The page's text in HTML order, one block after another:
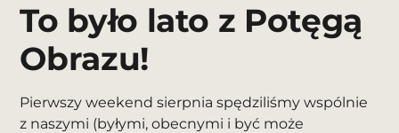
To było lato z Potęgą
Obrazu!
Pierwszy weekend sierpnia spędziliśmy wspólnie
z naszymi (byłymi, obecnymi i być może